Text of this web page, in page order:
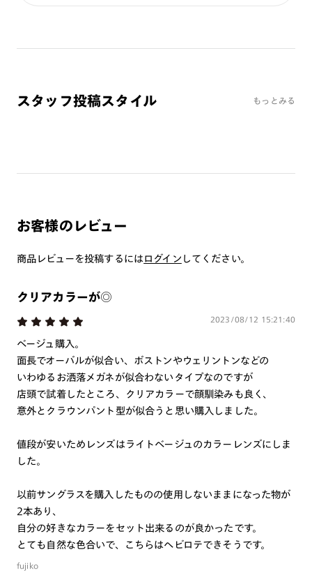
コンシーラーカラーUVダブルカット
いしております。
除きます。）
※RIM限定の記載があるカラーレンズは商品名に＜R!M＞の記載があるフレー
※詳しくはレンズガイド
よくある質問
Q オンラインショップで遠近両用レンズ（累進レンズ）のメ
A
作成日数をいただきます。
スタッフ投稿スタイル もっとみる
お客様のレビュー
商品レビューを投稿するには ログイン してください。
クリアカラーが◎
2023/08/12 15:21:40
ベージュ購入。
面長でオーバルが似合い、ボストンやウェリントンなどの
いわゆるお洒落メガネが似合わないタイプなのですが
店頭で試着したところ、クリアカラーで顔馴染みも良く、
意外とクラウンパント型が似合うと思い購入しました。
値段が安いためレンズはライトベージュのカラーレンズにしま
した。
以前サングラスを購入したものの使用しないままになった物が
2本あり、
自分の好きなカラーをセット出来るのが良かったです。
とても自然な色合いで、こちらはヘビロテできそうです。
fujiko